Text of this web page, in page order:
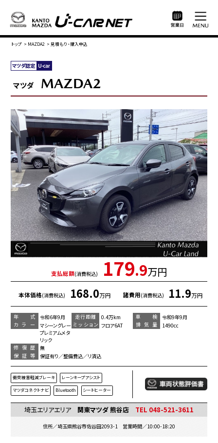
トップ > MAZDA2 > 見積もり・購入申込
マツダ MAZDA2
支払総額(消費税込) 179.9万円
本体価格(消費税込) 168.0万円 諸費用(消費税込) 11.9万円
年 式 令和6年9月 走行距離 0.4万km 車 検
令和9年9月
カラー
マシーングレー
プレミアムメタ
リック
ミッション フロア6AT 排気量 1490cc
修復歴
無
保証等
保証有り／整備費込／リ済込
衝突被害軽減ブレーキ レーンキープアシスト
マツダコネクトナビ Bluetooth シートヒーター
埼玉エリアエリア 関東マツダ 熊谷店 TEL 048-521-3611
住所／埼玉県熊谷市佐谷田2093-1 営業時間／10:00-18:20